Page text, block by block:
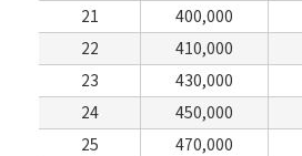
21
400,000
22
410,000
23
430,000
24
450,000
25
470,000